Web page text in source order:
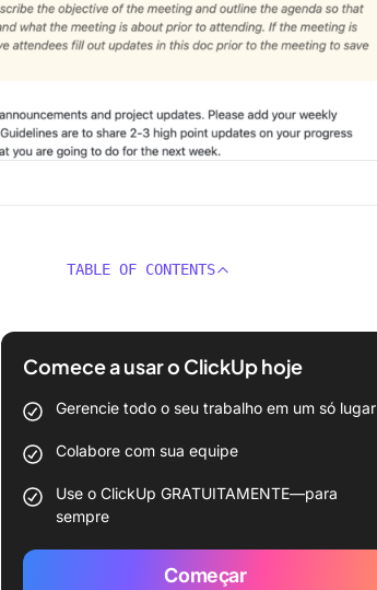
TABLE OF CONTENTS
Comece a usar o ClickUp hoje
Gerencie todo o seu trabalho em um só lugar
Colabore com sua equipe
Use o ClickUp GRATUITAMENTE—para
sempre
Começar